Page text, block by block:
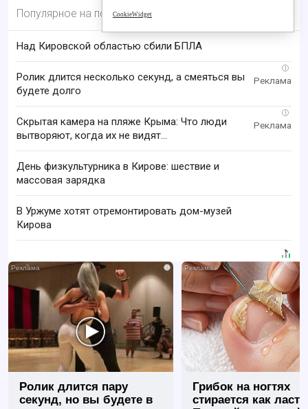
Популярное на портале
Над Кировской областью сбили БПЛА
i
Ролик длится несколько секунд, а смеяться вы
будете долго
i
Скрытая камера на пляже Крыма: Что люди
вытворяют, когда их не видят...
День физкультурника в Кирове: шествие и
массовая зарядка
В Уржуме хотят отремонтировать дом-музей
Кирова
i
Ролик длится пару
секунд, но вы будете в
Грибок на ногтях
стирается как
CookieWidget